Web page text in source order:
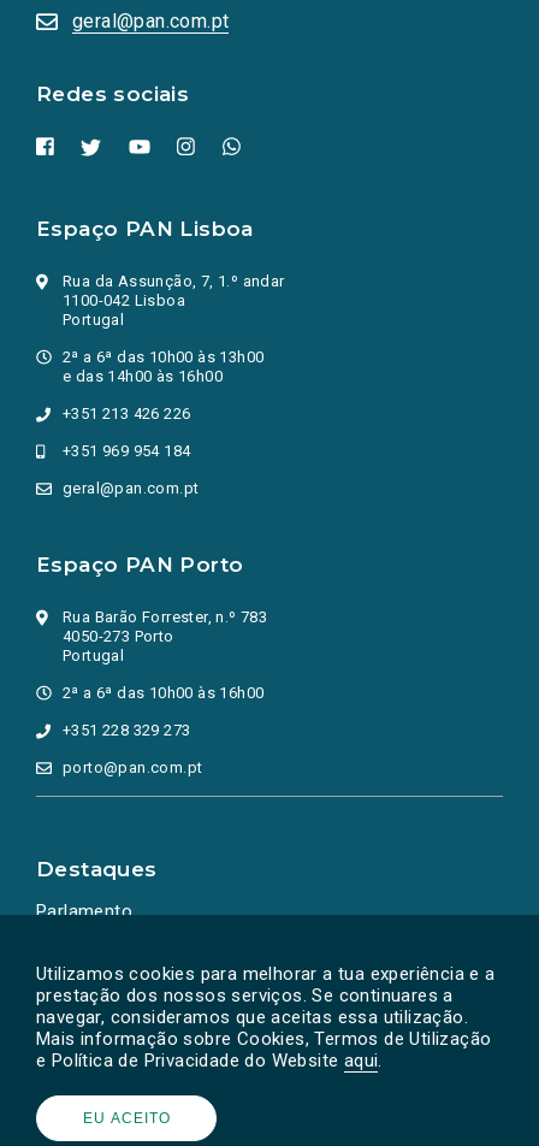
Utilizamos cookies para melhorar a tua experiência e a
prestação dos nossos serviços. Se continuares a
navegar, consideramos que aceitas essa utilização.
Mais informação sobre Cookies, Termos de Utilização
e Política de Privacidade do Website aqui.
EU ACEITO
geral@pan.com.pt
Redes sociais
numa
nova
Espaço PAN Lisboa
Rua da Assunção, 7, 1.º andar
1100-042 Lisboa
Portugal
2ª a 6ª das 10h00 às 13h00
e das 14h00 às 16h00
+351 213 426 226
+351 969 954 184
geral@pan.com.pt
Espaço PAN Porto
Rua Barão Forrester, n.º 783
4050-273 Porto
Portugal
2ª a 6ª das 10h00 às 16h00
+351 228 329 273
porto@pan.com.pt
Destaques
Parlamento
Powered by © PAN 2026